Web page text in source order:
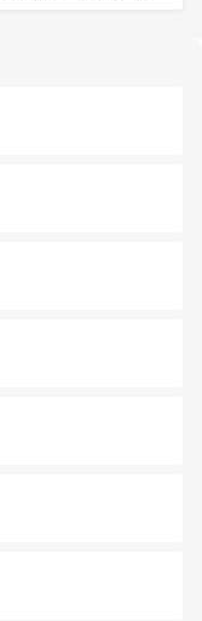
める外せないスポット